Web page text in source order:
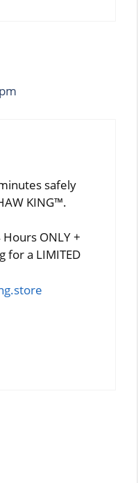
safely
KING™.
ONLY +
for a LIMITED